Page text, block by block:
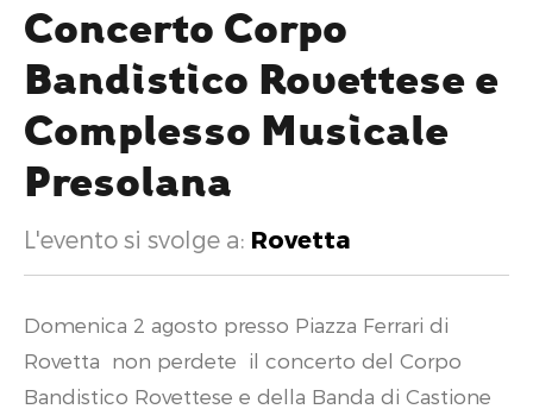
Concerto Corpo
Bandistico Rovettese e
Complesso Musicale
Presolana
L'evento si svolge a: Rovetta
Domenica 2 agosto presso Piazza Ferrari di
Rovetta non perdete il concerto del Corpo
Bandistico Rovettese e della Banda di Castione